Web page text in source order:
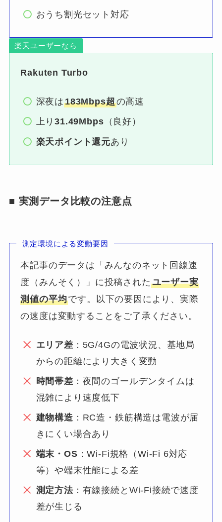
おうち割光セット対応
楽天ユーザーなら
Rakuten Turbo
深夜は183Mbps超の高速
上り31.49Mbps （良好）
楽天ポイント還元あり
■ 実測データ比較の注意点
測定環境による変動要因
本記事のデータは「みんなのネット回線速
度（みんそく）」に投稿された ユーザー実
測値の平均です。以下の要因により、実際
の速度は変動することをご了承ください。
エリア差 ：5G/4Gの電波状況、基地局
からの距離により大きく変動
時間帯差 ：夜間のゴールデンタイムは
混雑により速度低下
建物構造 ：RC造・鉄筋構造は電波が届
きにくい場合あり
端末・OS ：Wi-Fi規格（Wi-Fi 6対応
等）や端末性能による差
測定方法：有線接続とWi-Fi接続で速度
差が生じる